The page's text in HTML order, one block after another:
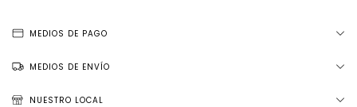
MEDIOS DE PAGO
MEDIOS DE ENVÍO
NUESTRO LOCAL